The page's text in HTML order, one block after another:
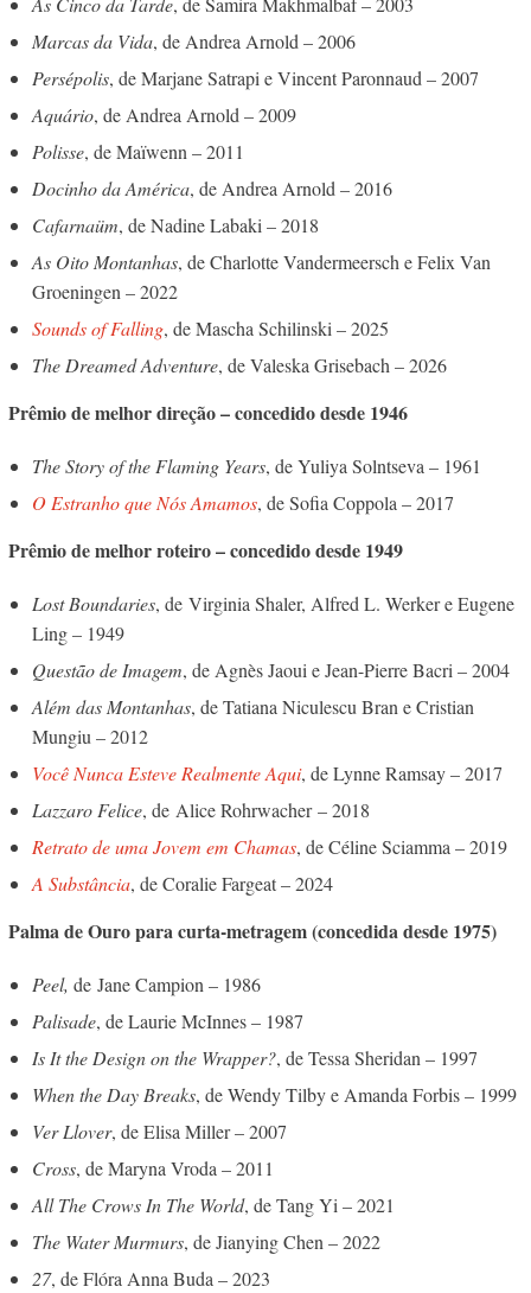
Marcas da Vida, de Andrea Arnold – 2006
Persépolis, de Marjane Satrapi e Vincent Paronnaud – 2007
Aquário, de Andrea Arnold – 2009
Polisse, de Maïwenn – 2011
Docinho da América, de Andrea Arnold – 2016
Cafarnaüm, de Nadine Labaki – 2018
As Oito Montanhas, de Charlotte Vandermeersch e Felix Van
Groeningen – 2022
Sounds of Falling, de Mascha Schilinski – 2025
The Dreamed Adventure, de Valeska Grisebach – 2026
Prêmio de melhor direção – concedido desde 1946
The Story of the Flaming Years, de Yuliya Solntseva – 1961
O Estranho que Nós Amamos, de Sofia Coppola – 2017
Prêmio de melhor roteiro – concedido desde 1949
Lost Boundaries, de Virginia Shaler, Alfred L. Werker e Eugene
Ling – 1949
Questão de Imagem, de Agnès Jaoui e Jean-Pierre Bacri – 2004
Além das Montanhas, de Tatiana Niculescu Bran e Cristian
Mungiu – 2012
Você Nunca Esteve Realmente Aqui, de Lynne Ramsay – 2017
Lazzaro Felice, de Alice Rohrwacher – 2018
Retrato de uma Jovem em Chamas, de Céline Sciamma – 2019
A Substância, de Coralie Fargeat – 2024
Palma de Ouro para curta-metragem (concedida desde 1975)
Peel, de Jane Campion – 1986
Palisade, de Laurie McInnes – 1987
Is It the Design on the Wrapper?, de Tessa Sheridan – 1997
When the Day Breaks, de Wendy Tilby e Amanda Forbis – 1999
Ver Llover, de Elisa Miller – 2007
Cross, de Maryna Vroda – 2011
All The Crows In The World, de Tang Yi – 2021
The Water Murmurs, de Jianying Chen – 2022
27, de Flóra Anna Buda – 2023